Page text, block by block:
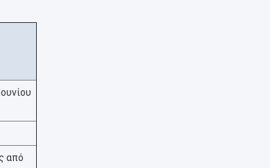
από